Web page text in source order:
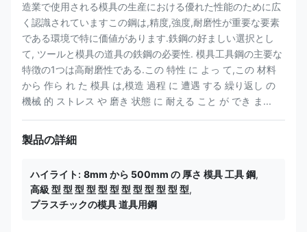
造業で使用される模具の生産における優れた性能のために広
く認識されていますこの鋼は,精度,強度,耐磨性が重要な要素
である環境で特に価値があります.鉄鋼の好ましい選択とし
て, ツールと模具の道具の鉄鋼の必要性. 模具工具鋼の主要な
特徴の1つは高耐磨性である.この 特性 に よっ て,この 材料
から 作ら れ た 模具 は,模造 過程 に 遭遇 する 繰り返し の
機械 的 ストレス や 磨き 状態 に 耐える こと が でき ま...
製品の詳細
ハイライト: 8mm から 500mm の 厚さ 模具 工具 鋼,
高級 型 型 型 型 型 型 型 型 型 型 型 型,
プラスチックの模具 道具用鋼